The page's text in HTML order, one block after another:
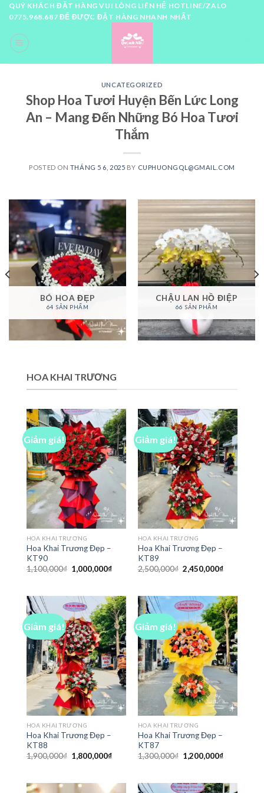
Skip
content
QUÝ KHÁCH ĐẶT HÀNG VUI LÒNG LIÊN HỆ HOTLINE/ZALO
0775.968.687 ĐỂ ĐƯỢC ĐẶT HÀNG NHANH NHẤT
UNCATEGORIZED
Shop Hoa Tươi Huyện Bến Lức Long
An – Mang Đến Những Bó Hoa Tươi
Thắm
POSTED ON THÁNG 5 6, 2025 BY CUPHUONGQL@GMAIL.COM
BÓ HOA ĐẸP
64 SẢN PHẨM
CHẬU LAN HỒ ĐIỆP
66 SẢN PHẨM
HOA KHAI TRƯƠNG
Giảm giá!
HOA KHAI TRƯƠNG
Hoa Khai Trương Đẹp –
KT90
1,100,000₫ Giá
gốc
1,000,000₫Giá
1,000,000₫.
Giảm giá!
HOA KHAI TRƯƠNG
Hoa Khai Trương Đẹp –
KT89
2,500,000₫ Giá
gốc
2,450,000₫Giá
Giảm giá!
HOA KHAI TRƯƠNG
Hoa Khai Trương Đẹp –
KT88
1,900,000₫ Giá
gốc
1,800,000₫Giá
1,800,000₫.
Giảm giá!
HOA KHAI TRƯƠNG
Hoa Khai Trương Đẹp –
KT87
1,300,000₫ Giá
gốc
1,200,000₫Giá